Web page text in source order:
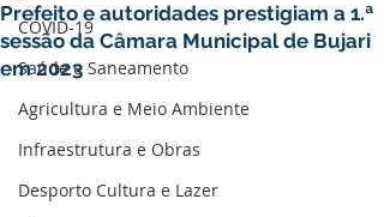
COVID-19
Saúde e Saneamento
Agricultura e Meio Ambiente
Infraestrutura e Obras
Desporto Cultura e Lazer
Prefeito e autoridades prestigiam a 1.ª
sessão da Câmara Municipal de Bujari
em 2023